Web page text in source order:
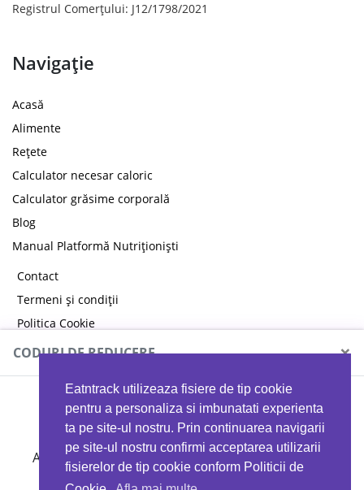
Eatntrack utilizeaza fisiere de tip cookie
pentru a personaliza si imbunatati experienta
ta pe site-ul nostru. Prin continuarea navigarii
pe site-ul nostru confirmi acceptarea utilizarii
fisierelor de tip cookie conform Politicii de
Registrul Comerțului: J12/1798/2021
Navigație
Acasă
Alimente
Rețete
Calculator necesar caloric
Calculator grăsime corporală
Blog
Manual Platformă Nutriționiști
Contact
Termeni și condiții
Politica Cookie
Politica de confidențialitate
CODURI DE REDUCERE ×
MYPROTEIN
Ai 40%reducere la orice comandă folosind codul
EATTRACK